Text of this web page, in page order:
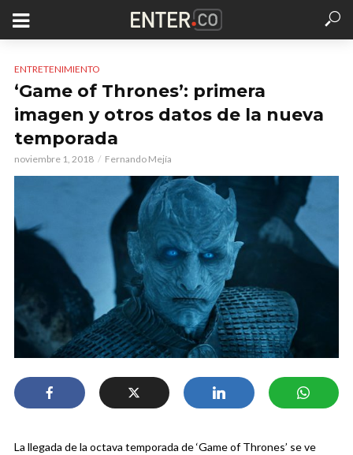
ENTRETENIMIENTO
‘Game of Thrones’: primera
imagen y otros datos de la nueva
temporada
noviembre 1, 2018 Fernando Mejía
La llegada de la octava temporada de ‘Game of Thrones’ se ve